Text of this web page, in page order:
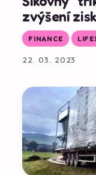
zvýšení
FINANCE
22. 03. 2023